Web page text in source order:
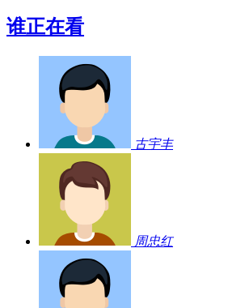
谁正在看
古宇丰
周忠红